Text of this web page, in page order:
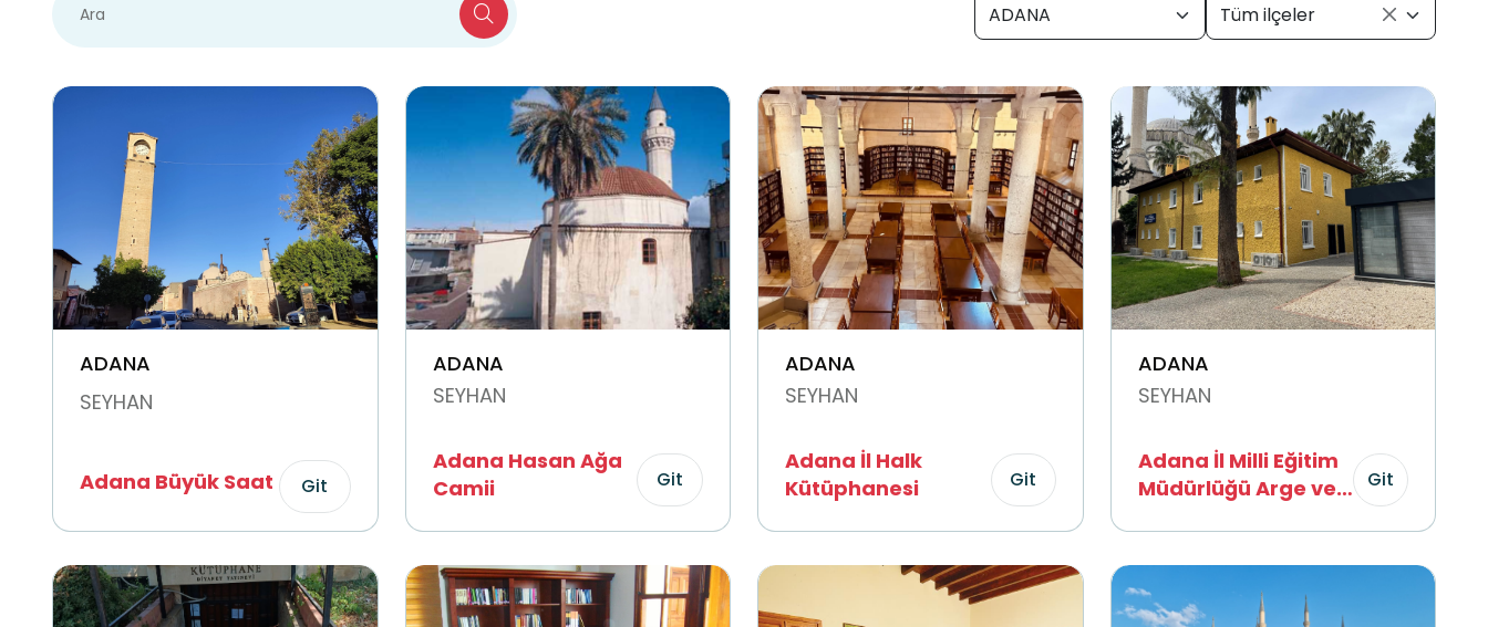
ADANA Tüm ilçeler
ADANA
SEYHAN
Adana Büyük Saat Git
ADANA
SEYHAN
Adana Hasan Ağa
Camii
Git
ADANA
SEYHAN
Adana İl Halk
Kütüphanesi
Git
ADANA
SEYHAN
Adana İl Milli Eğitim
Müdürlüğü Arge ve
Git